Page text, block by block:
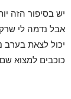
יש בסיפור הזה
אבל נדמה לי
יכול לצאת
כוכבים למצוא שם